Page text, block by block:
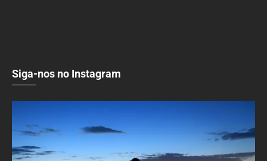
Siga-nos no Instagram